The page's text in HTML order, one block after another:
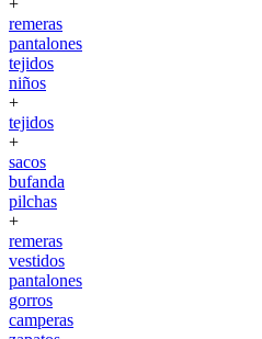
+
remeras
pantalones
tejidos
niños
+
tejidos
+
sacos
bufanda
pilchas
+
remeras
vestidos
pantalones
gorros
camperas